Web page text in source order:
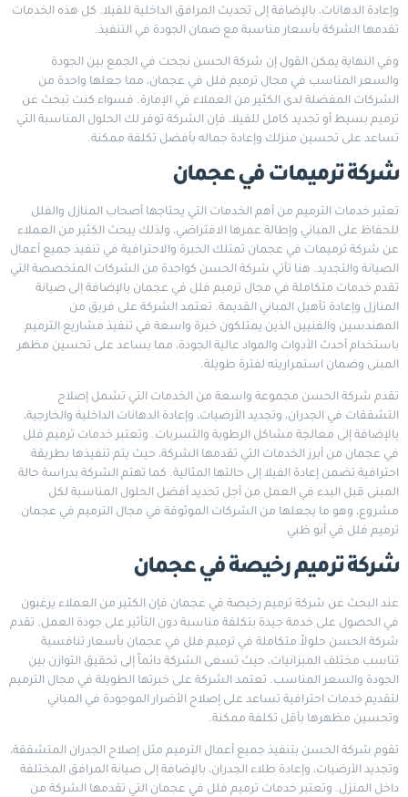
وإعادة الدهانات، بالإضافة إلى تحديث المرافق الداخلية للفيلا. كل هذه الخدمات
تقدمها الشركة بأسعار مناسبة مع ضمان الجودة في التنفيذ.
وفي النهاية يمكن القول إن شركة الحسن نجحت في الجمع بين الجودة
والسعر المناسب في مجال ترميم فلل في عجمان، مما جعلها واحدة من
الشركات المفضلة لدى الكثير من العملاء في الإمارة. فسواء كنت تبحث عن
ترميم بسيط أو تجديد كامل للفيلا، فإن الشركة توفر لك الحلول المناسبة التي
تساعد على تحسين منزلك وإعادة جماله بأفضل تكلفة ممكنة.
شركة ترميمات في عجمان
تعتبر خدمات الترميم من أهم الخدمات التي يحتاجها أصحاب المنازل والفلل
للحفاظ على المباني وإطالة عمرها الافتراضي، ولذلك يبحث الكثير من العملاء
عن شركة ترميمات في عجمان تمتلك الخبرة والاحترافية في تنفيذ جميع أعمال
الصيانة والتجديد. هنا تأتي شركة الحسن كواحدة من الشركات المتخصصة التي
تقدم خدمات متكاملة في مجال ترميم فلل في عجمان بالإضافة إلى صيانة
المنازل وإعادة تأهيل المباني القديمة. تعتمد الشركة على فريق من
المهندسين والفنيين الذين يمتلكون خبرة واسعة في تنفيذ مشاريع الترميم
باستخدام أحدث الأدوات والمواد عالية الجودة، مما يساعد على تحسين مظهر
المبنى وضمان استمراريته لفترة طويلة.
تقدم شركة الحسن مجموعة واسعة من الخدمات التي تشمل إصلاح
التشققات في الجدران، وتجديد الأرضيات، وإعادة الدهانات الداخلية والخارجية،
بالإضافة إلى معالجة مشاكل الرطوبة والتسربات. وتعتبر خدمات ترميم فلل
في عجمان من أبرز الخدمات التي تقدمها الشركة، حيث يتم تنفيذها بطريقة
احترافية تضمن إعادة الفيلا إلى حالتها المثالية. كما تهتم الشركة بدراسة حالة
المبنى قبل البدء في العمل من أجل تحديد أفضل الحلول المناسبة لكل
مشروع، وهو ما يجعلها من الشركات الموثوقة في مجال الترميم في عجمان.
ترميم فلل في أبو ظبي
شركة ترميم رخيصة في عجمان
عند البحث عن شركة ترميم رخيصة في عجمان فإن الكثير من العملاء يرغبون
في الحصول على خدمة جيدة بتكلفة مناسبة دون التأثير على جودة العمل. تقدم
شركة الحسن حلولاً متكاملة في ترميم فلل في عجمان بأسعار تنافسية
تناسب مختلف الميزانيات، حيث تسعى الشركة دائماً إلى تحقيق التوازن بين
الجودة والسعر المناسب. تعتمد الشركة على خبرتها الطويلة في مجال الترميم
لتقديم خدمات احترافية تساعد على إصلاح الأضرار الموجودة في المباني
وتحسين مظهرها بأقل تكلفة ممكنة.
تقوم شركة الحسن بتنفيذ جميع أعمال الترميم مثل إصلاح الجدران المتشققة،
وتجديد الأرضيات، وإعادة طلاء الجدران، بالإضافة إلى صيانة المرافق المختلفة
داخل المنزل. وتعتبر خدمات ترميم فلل في عجمان التي تقدمها الشركة من